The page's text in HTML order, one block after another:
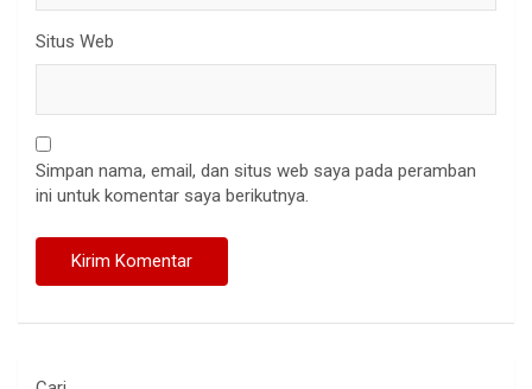
Situs Web
Simpan nama, email, dan situs web saya pada peramban
ini untuk komentar saya berikutnya.